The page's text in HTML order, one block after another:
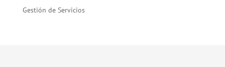
Gestión de Servicios